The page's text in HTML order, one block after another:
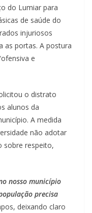
do Lumiar para
de saúde do
injuriosos
as portas. A postura
e
o distrato
alunos da
A medida
não adotar
sobre respeito,
nosso município
precisa
deixando claro